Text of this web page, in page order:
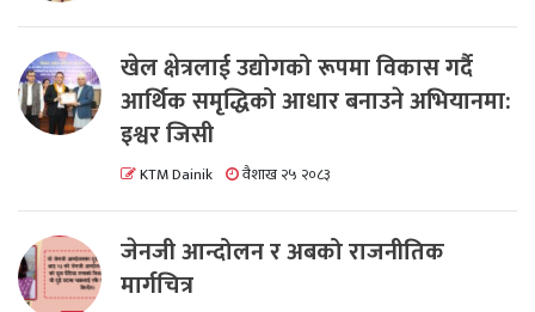
खेल क्षेत्रलाई उद्योगको रूपमा विकास गर्दै
आर्थिक समृद्धिको आधार बनाउने अभियानमा:
इश्वर जिसी
KTM Dainik वैशाख २५ २०८३
जेनजी आन्दोलन र अबको राजनीतिक
मार्गचित्र